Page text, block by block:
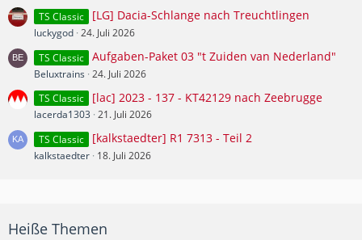
TS Classic
[LG] Dacia-Schlange nach Treuchtlingen
luckygod 24. Juli 2026
TS Classic Aufgaben-Paket 03 "t Zuiden van Nederland"
Beluxtrains 24. Juli 2026
TS Classic
[lac] 2023 - 137 - KT42129 nach Zeebrugge
lacerda1303 21. Juli 2026
TS Classic
[kalkstaedter] R1 7313 - Teil 2
kalkstaedter 18. Juli 2026
Heiße Themen